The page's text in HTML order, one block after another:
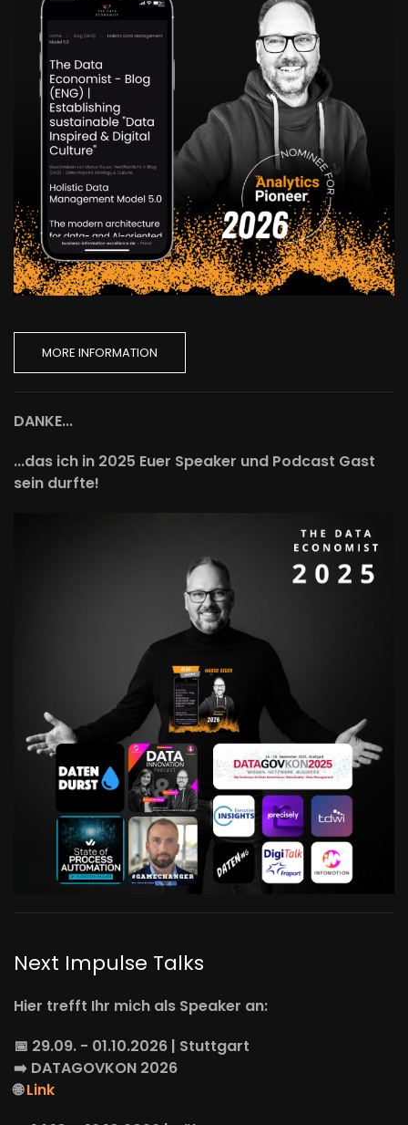
MORE INFORMATION
DANKE...
...das ich in 2025 Euer Speaker und Podcast Gast
sein durfte!
Next Impulse Talks
Hier trefft Ihr mich als Speaker an:
📅 29.09. - 01.10.2026 | Stuttgart
➡️ DATAGOVKON 2026
🌐Link